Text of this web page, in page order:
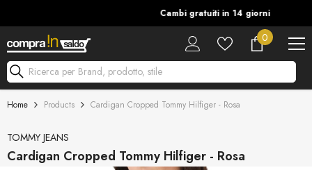
Cambi gratuiti in 14 giorni
0
0
articoli
Ricerca per Brand, prodotto, stile
Home Products Cardigan Cropped Tommy Hilfiger - Rosa
TOMMY JEANS
Cardigan Cropped Tommy Hilfiger - Rosa